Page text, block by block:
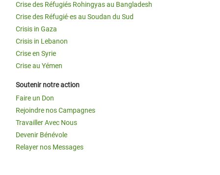
Crise des Réfugiés Rohingyas au Bangladesh
Crise des Réfugié·es au Soudan du Sud
Crisis in Gaza
Crisis in Lebanon
Crise en Syrie
Crise au Yémen
Soutenir notre action
Faire un Don
Rejoindre nos Campagnes
Travailler Avec Nous
Devenir Bénévole
Relayer nos Messages